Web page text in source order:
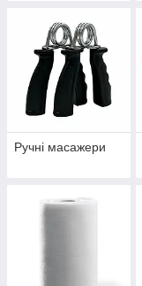
Ручні масажери